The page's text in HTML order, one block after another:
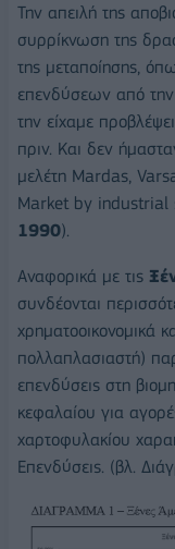
Την απειλή της
συρρίκνωση της
της μεταποίησης,
επενδύσεων από
την είχαμε
πριν. Και δεν
μελέτη Mardas,
Market by industrial
1990).
Αναφορικά με τις
συνδέονται
χρηματοοικονομικά
πολλαπλασιαστή)
επενδύσεις στη
κεφαλαίου για
χαρτοφυλακίου
Επενδύσεις. (βλ.